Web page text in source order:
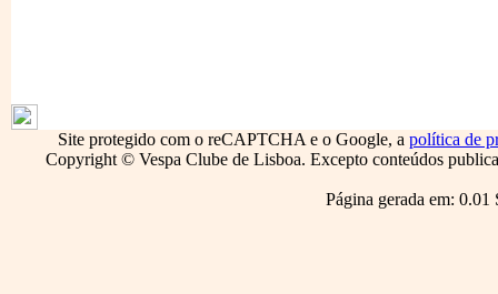
Site protegido com o reCAPTCHA e o Google, a política de
Copyright © Vespa Clube de Lisboa. Excepto conteúdos
Página gerada em: 0.01